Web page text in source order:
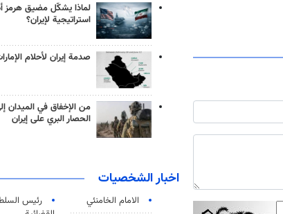
لماذا يشكّل مضيق هرمز
استراتيجية لإيران؟
صدمة إيران لأحلام
من الإخفاق في الميدان
الحصار البري على إيران
اخبار الشخصيات
الامام الخامنئي
رئیس